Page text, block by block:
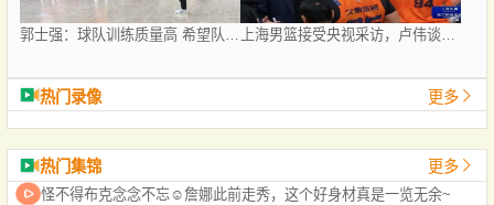
热门录像 更多
热门集锦 更多
怪不得布克念念不忘☺️詹娜此前走秀，这个好身材真是一览无余~